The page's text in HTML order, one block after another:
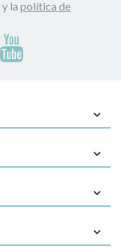
y lapolítica de